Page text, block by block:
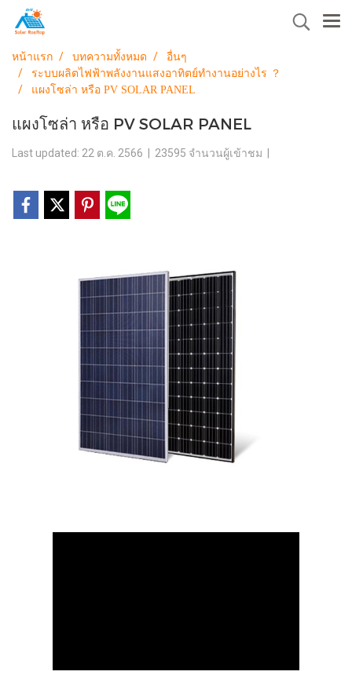
หน้าแรก บทความทั้งหมด
อื่นๆ
ระบบผลิตไฟฟ้าพลังงานแสงอาทิตย์ทำงานอย่างไร ？
แผงโซล่า หรือ PV SOLAR PANEL
แผงโซล่า หรือ PV SOLAR PANEL
Last updated: 22 ต.ค. 2566 23595 จำนวนผู้เข้าชม